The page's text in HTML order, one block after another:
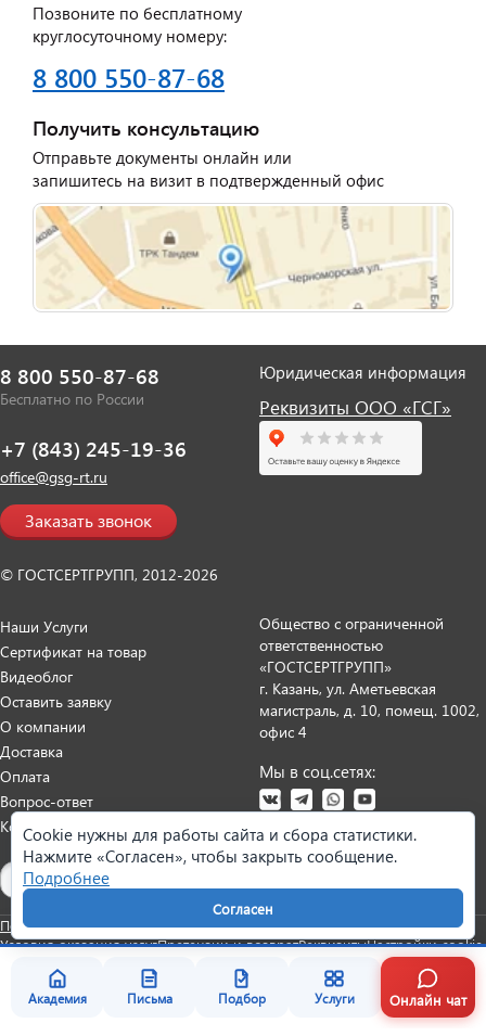
Академия Письма Подбор Услуги Онлайн чат
Позвоните по бесплатному
круглосуточному номеру:
8 800 550-87-68
Получить консультацию
Отправьте документы онлайн или
запишитесь на визит в подтвержденный офис
8 800 550-87-68
Бесплатно по России
+7 (843) 245-19-36
office@gsg-rt.ru
Заказать звонок
© ГОСТСЕРТГРУПП, 2012-2026
Юридическая информация
Реквизиты ООО «ГСГ»
Наши Услуги
Сертификат на товар
Видеоблог
Оставить заявку
О компании
Доставка
Оплата
Вопрос-ответ
Контакты
Общество с ограниченной
ответственностью
«ГОСТСЕРТГРУПП»
г. Казань, ул. Аметьевская
магистраль, д. 10, помещ. 1002,
офис 4
Мы в соц.сетях:
Политика персональных данныхСогласие на обработку данных
Условия оказания услугПретензии и возвратРеквизитыНастройки cookie
Cookie нужны для работы сайта и сбора статистики.
Нажмите «Согласен», чтобы закрыть сообщение.
Подробнее
Согласен